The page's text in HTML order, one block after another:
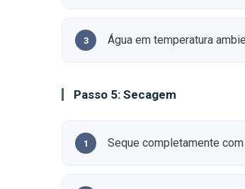
Água em temperatura
Passo 5: Secagem
Seque completamente